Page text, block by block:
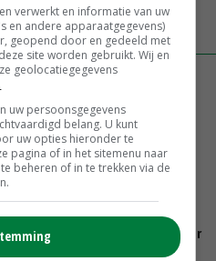
A-ware en Amalthea gaat
balans’
vraag naar geitenzuivel blijft
in Europese top
krimpt, pluimveesector
verwerkt en informatie van uw
en andere apparaatgegevens)
geopend door en gedeeld met
site worden gebruikt. Wij en
geolocatiegegevens
uw persoonsgegevens
belang. U kunt
uw opties hieronder te
pagina of in het sitemenu naar
beheren of in te trekken via de